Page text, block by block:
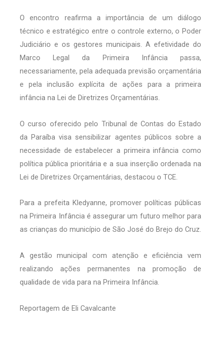
O encontro reafirma a importância de um diálogo
técnico e estratégico entre o controle externo, o Poder
Judiciário e os gestores municipais. A efetividade do
Marco Legal da Primeira Infância passa,
necessariamente, pela adequada previsão orçamentária
e pela inclusão explícita de ações para a primeira
infância na Lei de Diretrizes Orçamentárias.
O curso oferecido pelo Tribunal de Contas do Estado
da Paraíba visa sensibilizar agentes públicos sobre a
necessidade de estabelecer a primeira infância como
política pública prioritária e a sua inserção ordenada na
Lei de Diretrizes Orçamentárias, destacou o TCE.
Para a prefeita Kledyanne, promover políticas públicas
na Primeira Infância é assegurar um futuro melhor para
as crianças do município de São José do Brejo do Cruz.
A gestão municipal com atenção e eficiência vem
realizando ações permanentes na promoção de
qualidade de vida para na Primeira Infância.
Reportagem de Eli Cavalcante